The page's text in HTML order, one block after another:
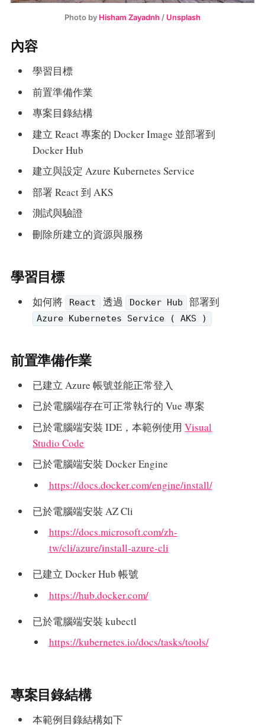
Photo by Hisham Zayadnh/ Unsplash
內容
學習目標
前置準備作業
專案目錄結構
建立 React 專案的 Docker Image 並部署到
Docker Hub
建立與設定 Azure Kubernetes Service
部署 React 到 AKS
測試與驗證
刪除所建立的資源與服務
學習目標
如何將 React 透過 Docker Hub 部署到
Azure Kubernetes Service ( AKS )
前置準備作業
已建立 Azure 帳號並能正常登入
已於電腦端存在可正常執行的 Vue 專案
已於電腦端安裝 IDE，本範例使用Visual
Studio Code
已於電腦端安裝 Docker Engine
https://docs.docker.com/engine/install/
已於電腦端安裝 AZ Cli
https://docs.microsoft.com/zh-
tw/cli/azure/install-azure-cli
已建立 Docker Hub 帳號
https://hub.docker.com/
已於電腦端安裝 kubectl
https://kubernetes.io/docs/tasks/tools/
專案目錄結構
本範例目錄結構如下